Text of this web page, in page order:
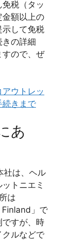
税（タッ
金額以上の
示して免税
の詳細
すので、ぜ
ウトレッ
続きまで
あ
社は、ヘル
トニエミ
は
」で
すが、時
クルなどで